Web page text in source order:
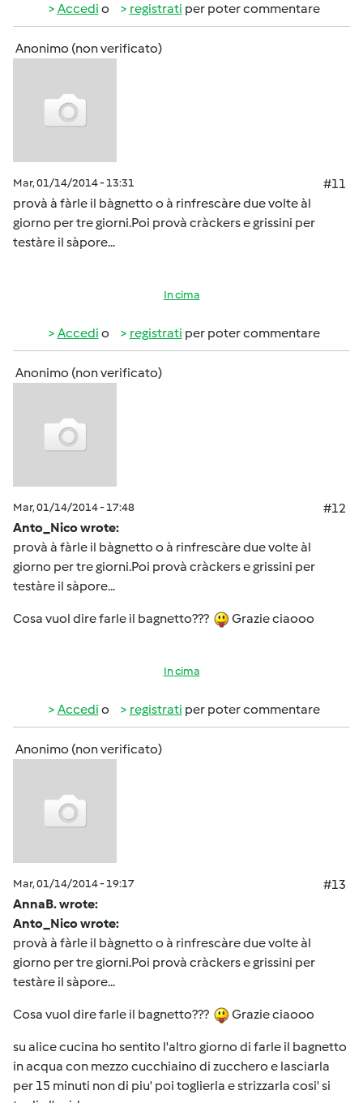
Accedi o registrati per poter commentare
Anonimo (non verificato)
Mar, 01/14/2014 - 13:31
#11
provà à fàrle il bàgnetto o à rinfrescàre due volte àl
giorno per tre giorni.Poi provà cràckers e grissini per
testàre il sàpore...
In cima
Accedi o registrati per poter commentare
Anonimo (non verificato)
Mar, 01/14/2014 - 17:48
#12
Anto_Nico wrote:
provà à fàrle il bàgnetto o à rinfrescàre due volte àl
giorno per tre giorni.Poi provà cràckers e grissini per
testàre il sàpore...
Cosa vuol dire farle il bagnetto??? Grazie ciaooo
In cima
Accedi o registrati per poter commentare
Anonimo (non verificato)
Mar, 01/14/2014 - 19:17
#13
AnnaB. wrote:
Anto_Nico wrote:
provà à fàrle il bàgnetto o à rinfrescàre due volte àl
giorno per tre giorni.Poi provà cràckers e grissini per
testàre il sàpore...
Cosa vuol dire farle il bagnetto??? Grazie ciaooo
su alice cucina ho sentito l'altro giorno di farle il bagnetto
in acqua con mezzo cucchiaino di zucchero e lasciarla
per 15 minuti non di piu' poi toglierla e strizzarla cosi' si